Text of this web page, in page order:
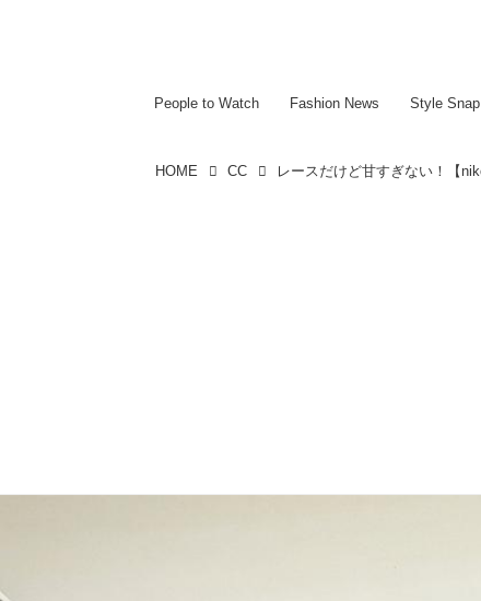
People to Watch Fashion News Style Snap
HOME CC